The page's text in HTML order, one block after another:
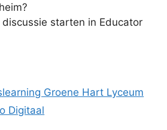
starten in Educator
Groene Hart Lyceum
Digitaal